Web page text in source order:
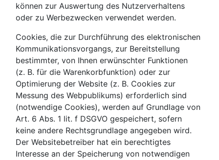
können zur Auswertung des Nutzerverhaltens
oder zu Werbezwecken verwendet werden.
Cookies, die zur Durchführung des elektronischen
Kommunikationsvorgangs, zur Bereitstellung
bestimmter, von Ihnen erwünschter Funktionen
(z. B. für die Warenkorbfunktion) oder zur
Optimierung der Website (z. B. Cookies zur
Messung des Webpublikums) erforderlich sind
(notwendige Cookies), werden auf Grundlage von
Art. 6 Abs. 1 lit. f DSGVO gespeichert, sofern
keine andere Rechtsgrundlage angegeben wird.
Der Websitebetreiber hat ein berechtigtes
Interesse an der Speicherung von notwendigen